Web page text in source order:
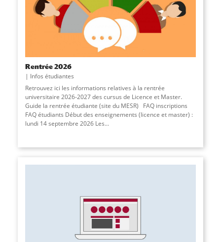
Rentrée 2026
Infos étudiantes
Retrouvez ici les informations relatives à la rentrée
universitaire 2026-2027 des cursus de Licence et Master.
Guide la rentrée étudiante (site du MESR) FAQ inscriptions
FAQ étudiants Début des enseignements (licence et master) :
lundi 14 septembre 2026 Les...